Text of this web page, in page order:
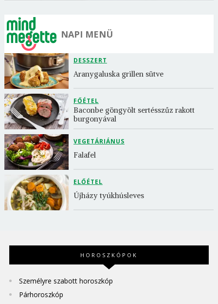
NAPI MENÜ
DESSZERT
Aranygaluska grillen sütve
FŐÉTEL
Baconbe göngyölt sertésszűz rakott
burgonyával
VEGETÁRIÁNUS
Falafel
ELŐÉTEL
Újházy tyúkhúsleves
HOROSZKÓPOK
Személyre szabott horoszkóp
Párhoroszkóp